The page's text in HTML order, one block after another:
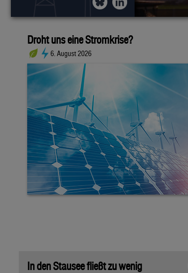
Droht uns eine Stromkrise?
6. August 2026
In den Stausee fließt zu wenig